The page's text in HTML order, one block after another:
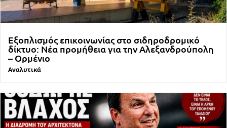
Εξοπλισμός επικοινωνίας στο σιδηροδρομικό
δίκτυο: Νέα προμήθεια για την Αλεξανδρούπολη
– Ορμένιο
Αναλυτικά